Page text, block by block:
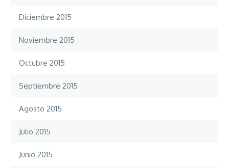
Diciembre 2015
Noviembre 2015
Octubre 2015
Septiembre 2015
Agosto 2015
Julio 2015
Junio 2015